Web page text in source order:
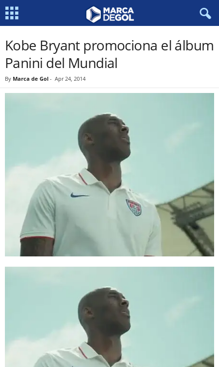
Kobe Bryant promociona el álbum
Panini del Mundial
By Marca de Gol - Apr 24, 2014